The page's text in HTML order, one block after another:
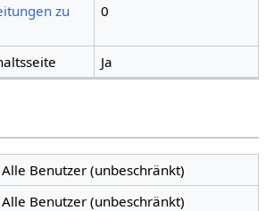
zu
0
Ja
Alle Benutzer (unbeschränkt)
Alle Benutzer (unbeschränkt)